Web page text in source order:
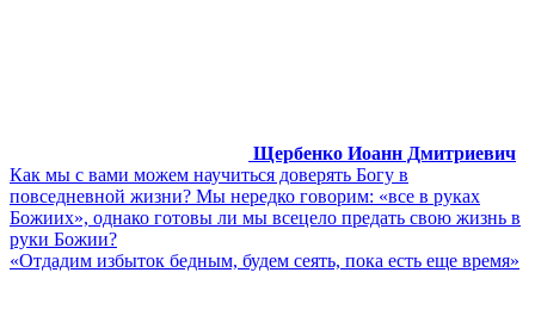
Щербенко Иоанн Дмитриевич
Как мы с вами можем научиться доверять Богу в
повседневной жизни? Мы нередко говорим: «все в руках
Божиих», однако готовы ли мы всецело предать свою жизнь в
руки Божии?
«Отдадим избыток бедным, будем сеять, пока есть еще время»